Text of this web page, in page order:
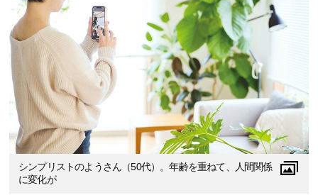
シンプリストのようさん（50代）。年齢を重ねて、人間関係
に変化が